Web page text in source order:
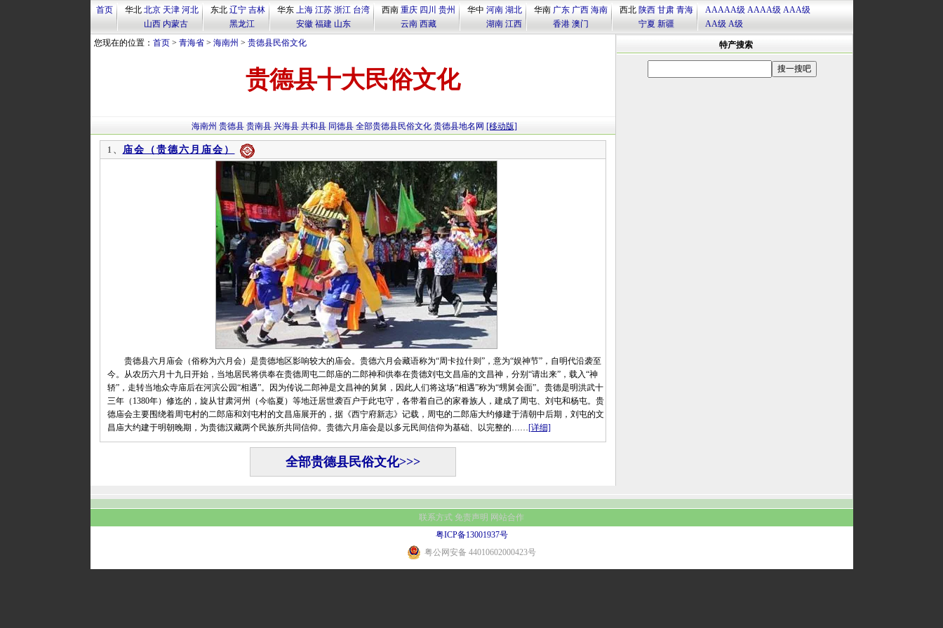
首页 华北 北京 天津 河北
山西 内蒙古
东北 辽宁 吉林
黑龙江
华东 上海 江苏 浙江 台湾
安徽 福建 山东
西南 重庆 四川 贵州
云南 西藏
华中 河南 湖北
湖南 江西
华南 广东 广西 海南
香港 澳门
西北 陕西 甘肃 青海
宁夏 新疆
AAAAA级 AAAA级 AAA级
AA级 A级
您现在的位置： 首页> 青海省> 海南州 > 贵德县民俗文化
贵德县十大民俗文化
海南州 贵德县 贵南县 兴海县 共和县 同德县 全部贵德县民俗文化 贵德县地名网 [移动版]
1、 庙会（贵德六月庙会）
贵德县六月庙会（俗称为六月会）是贵德地区影响较大的庙会。贵德六月会藏语称为“周卡拉什则”，意为“娱神节”，自明代沿袭至
今。从农历六月十九日开始，当地居民将供奉在贵德周屯二郎庙的二郎神和供奉在贵德刘屯文昌庙的文昌神，分别“请出来”，载入“神
轿”，走转当地众寺庙后在河滨公园“相遇”。因为传说二郎神是文昌神的舅舅，因此人们将这场“相遇”称为“甥舅会面”。贵德是明洪武十
三年（1380年）修迄的，旋从甘肃河州（今临夏）等地迁居世袭百户于此屯守，各带着自己的家眷族人，建成了周屯、刘屯和杨屯。贵
德庙会主要围绕着周屯村的二郎庙和刘屯村的文昌庙展开的，据《西宁府新志》记载，周屯的二郎庙大约修建于清朝中后期，刘屯的文
昌庙大约建于明朝晚期，为贵德汉藏两个民族所共同信仰。贵德六月庙会是以多元民间信仰为基础、以完整的……[详细]
全部贵德县民俗文化>>>
特产搜索
联系方式 免责声明 网站合作
粤ICP备13001937号
粤公网安备 44010602000423号